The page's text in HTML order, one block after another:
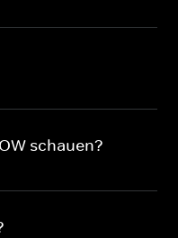
schauen?